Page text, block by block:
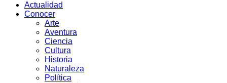
Actualidad
Conocer
Arte
Aventura
Ciencia
Cultura
Historia
Naturaleza
Política